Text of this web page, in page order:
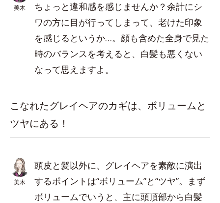
美木
ちょっと違和感を感じませんか？余計にシ
ワの方に目が行ってしまって、老けた印象
を感じるというか…。顔も含めた全身で見た
時のバランスを考えると、白髪も悪くない
なって思えますよ。
こなれたグレイヘアのカギは、ボリュームと
ツヤにある！
美木
頭皮と髪以外に、グレイヘアを素敵に演出
するポイントは“ボリューム”と“ツヤ”。まず
ボリュームでいうと、主に頭頂部から白髪